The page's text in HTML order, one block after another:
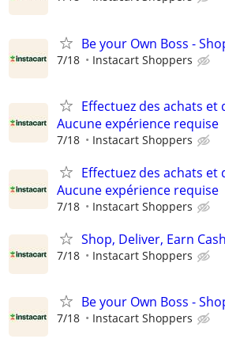
Be your Own Boss -
7/18 Instacart Shoppers
Effectuez des achats et
Aucune expérience requise
7/18 Instacart Shoppers
Effectuez des achats et
Aucune expérience requise
7/18 Instacart Shoppers
Shop, Deliver, Earn
7/18 Instacart Shoppers
Be your Own Boss -
7/18 Instacart Shoppers